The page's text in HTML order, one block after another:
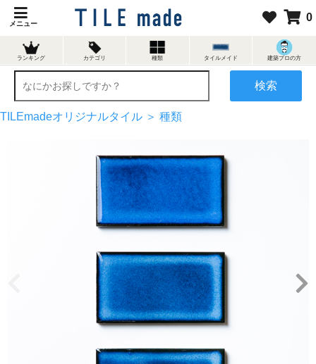
0
メニュー
ランキング カテゴリ 種類 タイルメイド 建築プロの方
検索
TILEmadeオリジナルタイル ＞ 種類